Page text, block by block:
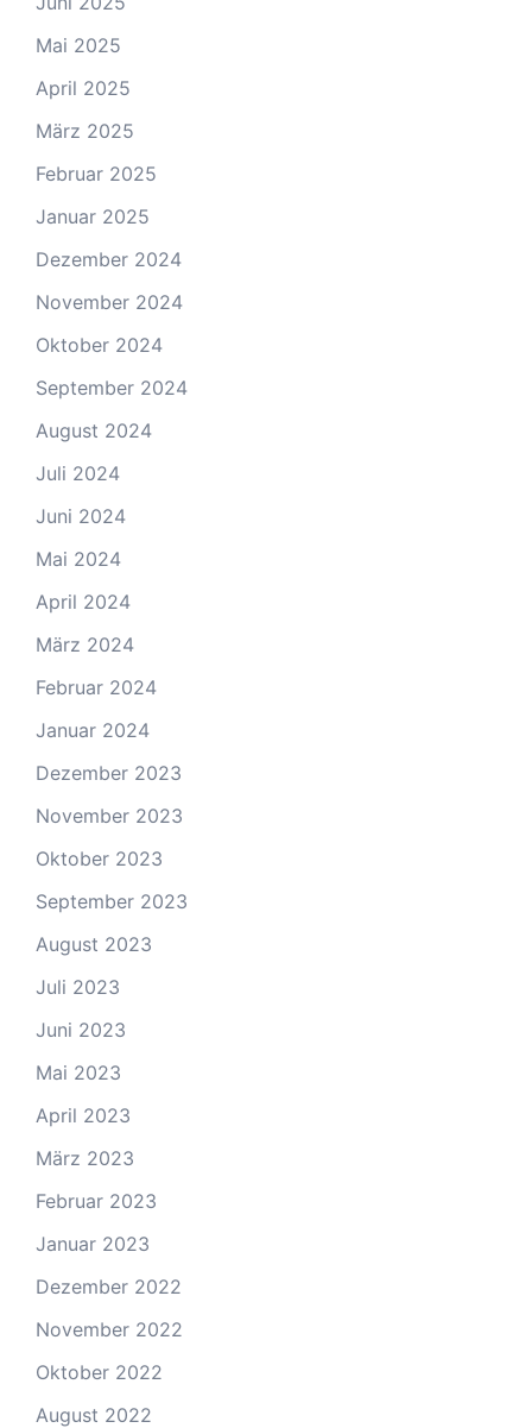
Mai 2025
April 2025
März 2025
Februar 2025
Januar 2025
Dezember 2024
November 2024
Oktober 2024
September 2024
August 2024
Juli 2024
Juni 2024
Mai 2024
April 2024
März 2024
Februar 2024
Januar 2024
Dezember 2023
November 2023
Oktober 2023
September 2023
August 2023
Juli 2023
Juni 2023
Mai 2023
April 2023
März 2023
Februar 2023
Januar 2023
Dezember 2022
November 2022
Oktober 2022
August 2022